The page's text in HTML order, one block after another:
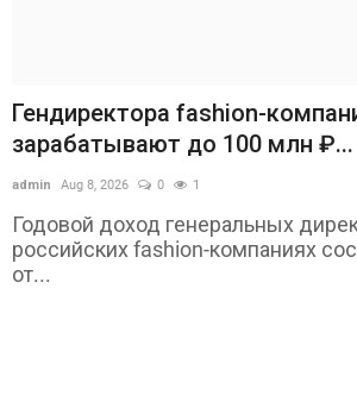
Гендиректора fashion-
зарабатывают до 100 млн ₽...
admin Aug 8, 2026 0 1
Годовой доход генеральных
российских fashion-компаниях
от...